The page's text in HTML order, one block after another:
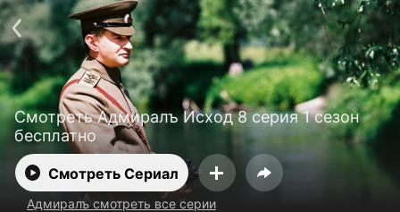
Смотреть 3650 дней бесплатно
Смотреть Адмиралъ Исход 8 серия 1 сезон
бесплатно
Смотреть Сериал
Адмиралъ смотреть все серии
Телефон поддержки: +998 55 516 2111
Пользовательское соглашение
Политика конфиденциальности
Открыть приложение
Ввести промокод